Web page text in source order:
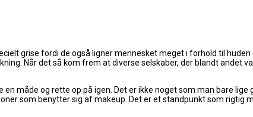
grise fordi de også ligner mennesket meget i forhold til
Når det så kom frem at diverse selskaber, der blandt andet
måde og rette op på igen. Det er ikke noget som man bare
som benytter sig af makeup. Det er et standpunkt som rigtig